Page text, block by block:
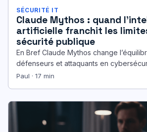
SÉCURITÉ IT
Claude Mythos : quand
artificielle franchit les
sécurité publique
En Bref Claude Mythos change
défenseurs et attaquants en
des milliers de zero-days en quelques…
Paul · 17 min